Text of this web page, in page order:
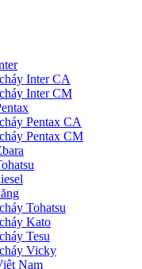
Inter CA
Inter CM
Pentax CA
Pentax CM
Tohatsu
Kato
Tesu
Vicky
Nam